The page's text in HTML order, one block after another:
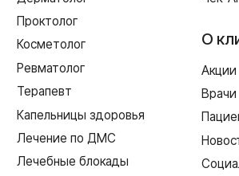
01128-67/00637993 от 17.01.2023 г. выдана Департаментом
Смоленской области по здравоохранению
Создание сайта
Согласие на обработку персональных данных
Реквизиты